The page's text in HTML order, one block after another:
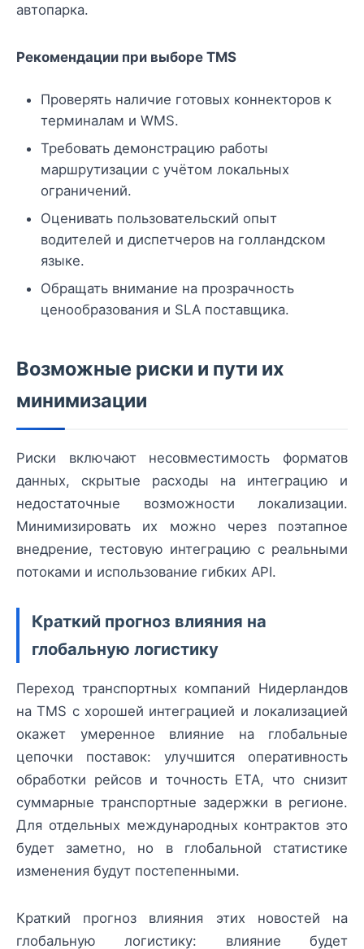
автопарка.
Рекомендации при выборе TMS
Проверять наличие готовых коннекторов к
терминалам и WMS.
Требовать демонстрацию работы
маршрутизации с учётом локальных
ограничений.
Оценивать пользовательский опыт
водителей и диспетчеров на голландском
языке.
Обращать внимание на прозрачность
ценообразования и SLA поставщика.
Возможные риски и пути их
минимизации
Риски включают несовместимость форматов
данных, скрытые расходы на интеграцию и
недостаточные возможности локализации.
Минимизировать их можно через поэтапное
внедрение, тестовую интеграцию с реальными
потоками и использование гибких API.
Краткий прогноз влияния на
глобальную логистику
Переход транспортных компаний Нидерландов
на TMS с хорошей интеграцией и локализацией
окажет умеренное влияние на глобальные
цепочки поставок: улучшится оперативность
обработки рейсов и точность ETA, что снизит
суммарные транспортные задержки в регионе.
Для отдельных международных контрактов это
будет заметно, но в глобальной статистике
изменения будут постепенными.
Краткий прогноз влияния этих новостей на
глобальную логистику: влияние будет